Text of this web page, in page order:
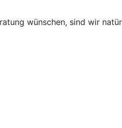
wünschen, sind wir